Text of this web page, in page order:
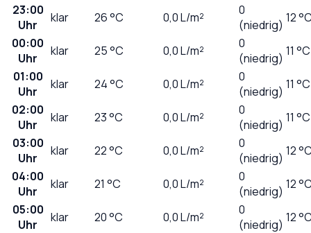
23:00
Uhr
klar 26°C 0,0L/m²
0
(niedrig) 12
00:00
Uhr
klar 25°C 0,0L/m²
0
(niedrig) 11 °C
01:00
Uhr
klar 24°C 0,0L/m²
0
(niedrig) 11 °C
02:00
Uhr
klar 23°C 0,0L/m²
0
(niedrig) 11 °C
03:00
Uhr
klar 22°C 0,0L/m²
0
(niedrig) 12
04:00
Uhr
klar 21 °C 0,0L/m²
0
(niedrig) 12
05:00
Uhr
klar 20°C 0,0L/m²
0
(niedrig) 12